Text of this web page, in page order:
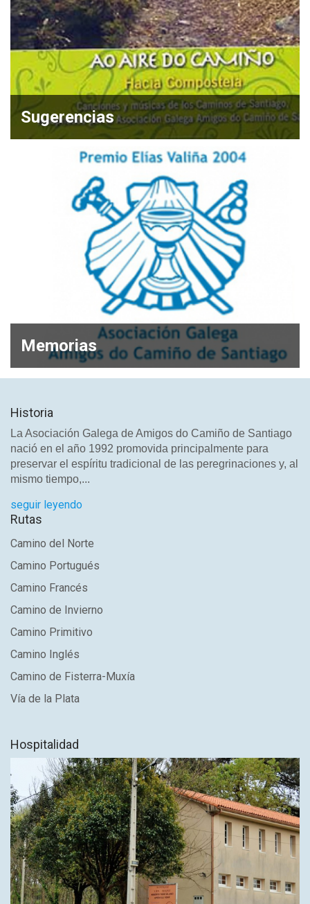
Sugerencias
Memorias
Historia
La Asociación Galega de Amigos do Camiño de Santiago
nació en el año 1992 promovida principalmente para
preservar el espíritu tradicional de las peregrinaciones y, al
mismo tiempo,...
seguir leyendo
Rutas
Camino del Norte
Camino Portugués
Camino Francés
Camino de Invierno
Camino Primitivo
Camino Inglés
Camino de Fisterra-Muxía
Vía de la Plata
Hospitalidad